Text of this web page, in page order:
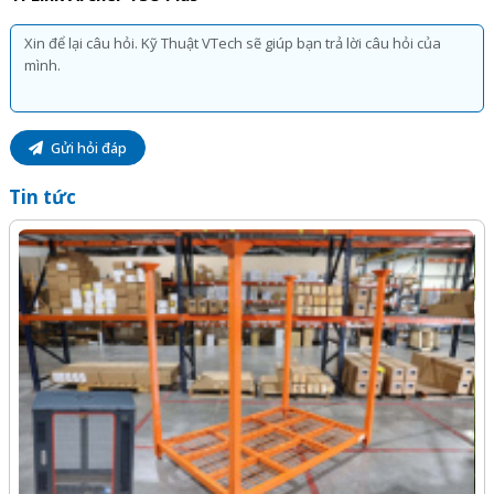
Gửi hỏi đáp
Tin tức